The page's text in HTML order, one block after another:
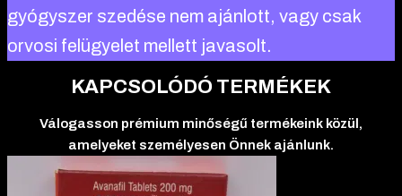
gyógyszer szedése nem ajánlott, vagy csak
orvosi felügyelet mellett javasolt.
KAPCSOLÓDÓ TERMÉKEK
Válogasson prémium minőségű termékeink közül,
amelyeket személyesen Önnek ajánlunk.